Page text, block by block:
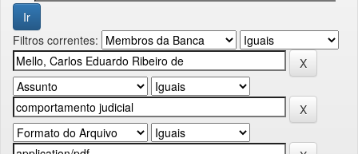
Filtros correntes: